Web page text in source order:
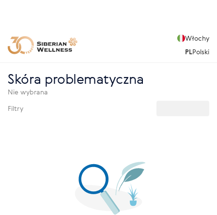
Włochy
PLPolski
Skóra problematyczna
Nie wybrana
Filtry